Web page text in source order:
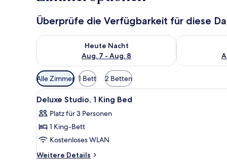
Überprüfe die Verfügbarkeit für diese
Heute Nacht
Aug. 7 - Aug. 8
Überprüfe die Verfügbarkeit für heute Nacht, Aug. 7
Überprüfe
Verfügbare
Filter
für
Alle Zimmer 1 Bett 2 Betten
Alle
Fotos
für
Deluxe
Studio,
1
Hochwertige Bettwaren,
4
Deluxe Studio, 1 King Bed
Platz für 3 Personen
1 King-Bett
Kostenloses WLAN
Weitere Details
Weitere